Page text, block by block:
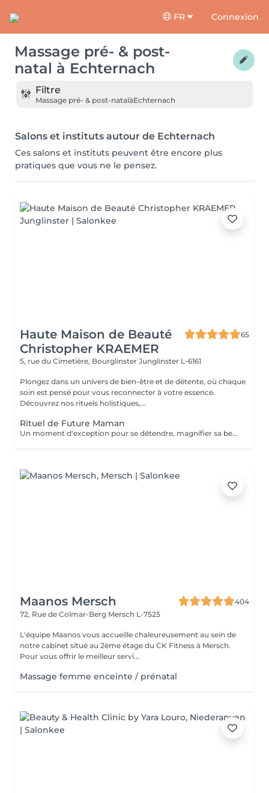
FR Connexion
Massage pré- & post-
natal à Echternach
Filtre
Massage pré- & post-natalàEchternach
Salons et instituts autour de Echternach
Ces salons et instituts peuvent être encore plus
pratiques que vous ne le pensez.
Haute Maison de Beauté
Christopher KRAEMER
65
5, rue du Cimetière, Bourglinster Junglinster L-6161
Plongez dans un univers de bien-être et de détente, où chaque
soin est pensé pour vous reconnecter à votre essence.
Découvrez nos rituels holistiques,...
Rituel de Future Maman
Un moment d'exception pour se détendre, magnifier sa beauté naturelle, et faire une rencontre avec bébé avant l'heure. Des soins énergétiques seront prodigués afin d'équilibrer énergétiquement son corps, que ce soit au cours de la grossesse ou bien dans les derniers instants avant l'accouchement. Le Bain sacré Rituel de purification, équilibrage énergétique et séance de magnétisme. Méditation guidée, séance de sophrologie. Hammam crânien et facial Massage crânien Rituel de la cascade Rinçage avec une infusion de plantes Ne comprend pas le séchage des cheveux.
Maanos Mersch
404
72, Rue de Colmar-Berg Mersch L-7525
L'équipe Maanos vous accueille chaleureusement au sein de
notre cabinet situé au 2ème étage du CK Fitness à Mersch.
Pour vous offrir le meilleur servi...
Massage femme enceinte / prénatal